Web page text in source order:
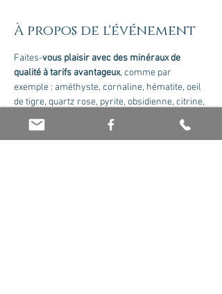
À propos de l'événement
Faites-vous plaisir avec des minéraux de
qualité à tarifs avantageux, comme par
exemple : améthyste, cornaline, hématite, oeil
de tigre, quartz rose, pyrite, obsidienne, citrine,
sélénite, oeil de faucon, cristal de roche,
labradorite, howlite, amazonite, aventurine,